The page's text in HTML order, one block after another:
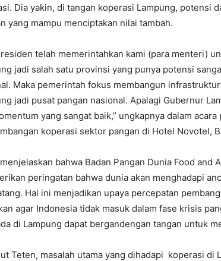
Dia yakin, di tangan koperasi Lampung, potensi
yang mampu menciptakan nilai tambah.
telah memerintahkan kami (para menteri)
jadi salah satu provinsi yang punya potensi
Maka pemerintah fokus membangun
jadi pusat pangan nasional. Apalagi Gubernur
yang sangat baik,” ungkapnya dalam
koperasi sektor pangan di Hotel Novotel,
bahwa Badan Pangan Dunia Food and
peringatan bahwa dunia akan menghadapi
Hal ini menjadikan upaya percepatan
agar Indonesia tidak masuk dalam fase krisis
di Lampung dapat bergandengan tangan untuk
Teten, masalah utama yang dihadapi koperasi di